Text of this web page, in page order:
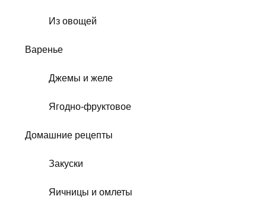
Из овощей
Варенье
Джемы и желе
Ягодно-фруктовое
Домашние рецепты
Закуски
Яичницы и омлеты